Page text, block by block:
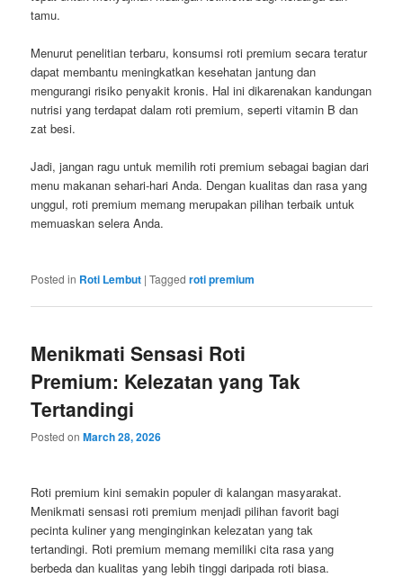
tamu.
Menurut penelitian terbaru, konsumsi roti premium secara teratur
dapat membantu meningkatkan kesehatan jantung dan
mengurangi risiko penyakit kronis. Hal ini dikarenakan kandungan
nutrisi yang terdapat dalam roti premium, seperti vitamin B dan
zat besi.
Jadi, jangan ragu untuk memilih roti premium sebagai bagian dari
menu makanan sehari-hari Anda. Dengan kualitas dan rasa yang
unggul, roti premium memang merupakan pilihan terbaik untuk
memuaskan selera Anda.
Posted in Roti Lembut |Tagged roti premium
Menikmati Sensasi Roti
Premium: Kelezatan yang Tak
Tertandingi
Posted onMarch 28, 2026
Roti premium kini semakin populer di kalangan masyarakat.
Menikmati sensasi roti premium menjadi pilihan favorit bagi
pecinta kuliner yang menginginkan kelezatan yang tak
tertandingi. Roti premium memang memiliki cita rasa yang
berbeda dan kualitas yang lebih tinggi daripada roti biasa.